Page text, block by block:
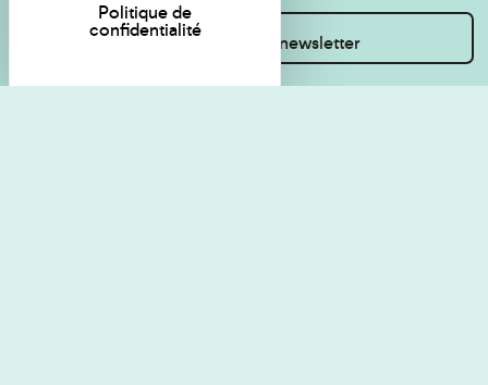
Inscrivez-vous à la newsletter
Politique de
confidentialité